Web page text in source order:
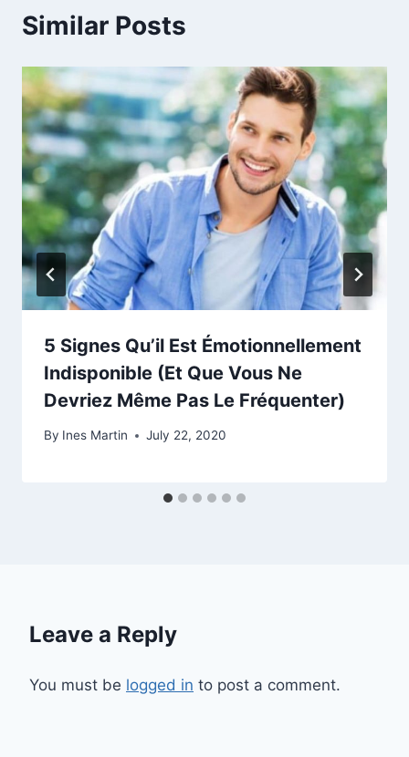
Similar Posts
5 Signes Qu’il Est Émotionnellement
Indisponible (Et Que Vous Ne
Devriez Même Pas Le Fréquenter)
By Ines Martin July 22, 2020
Leave a Reply
You must be logged in to post a comment.